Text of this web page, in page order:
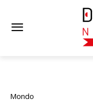
Mondo